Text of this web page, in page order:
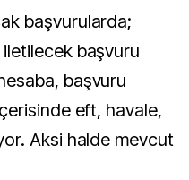
başvurularda;
iletilecek başvuru
başvuru
eft, havale,
Aksi halde mevcut